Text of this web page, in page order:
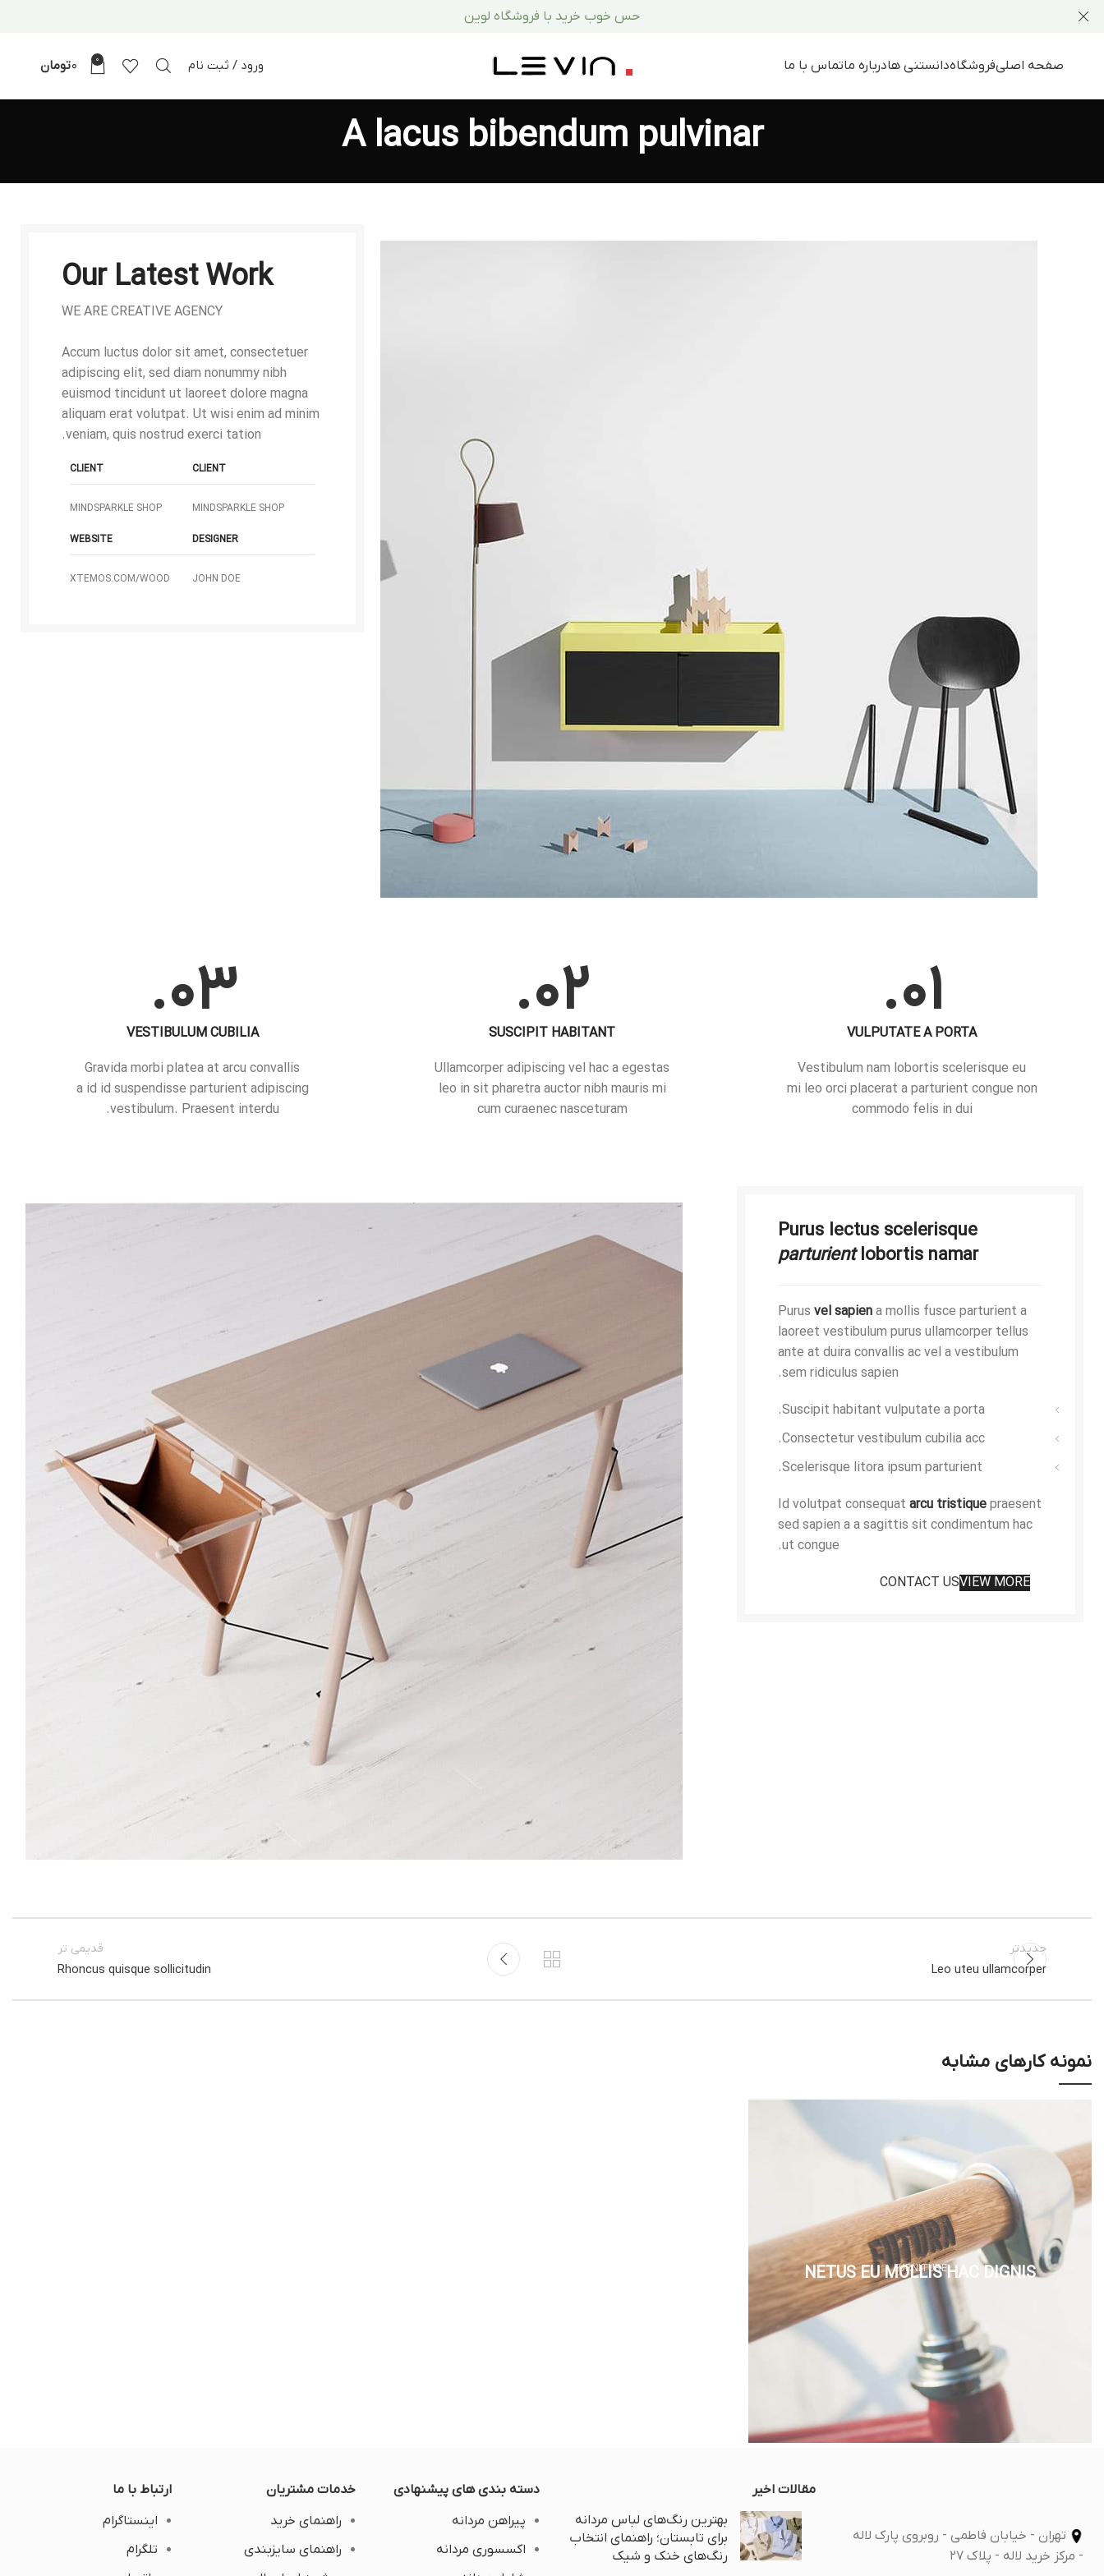
صفحه اصلیفروشگاهدانستنی هادرباره ماتماس با ما ورود / ثبت نام 0
0تومان
A lacus bibendum pulvinar
Our Latest Work
WE ARE CREATIVE AGENCY
Accum luctus dolor sit amet, consectetuer
adipiscing elit, sed diam nonummy nibh
euismod tincidunt ut laoreet dolore magna
aliquam erat volutpat. Ut wisi enim ad minim
veniam, quis nostrud exerci tation.
CLIENT
MINDSPARKLE SHOP
CLIENT
MINDSPARKLE SHOP
DESIGNER
JOHN DOE
WEBSITE
XTEMOS.COM/WOOD
01.
VULPUTATE A PORTA
Vestibulum nam lobortis scelerisque eu
mi leo orci placerat a parturient congue non
commodo felis in dui
02.
SUSCIPIT HABITANT
Ullamcorper adipiscing vel hac a egestas
leo in sit pharetra auctor nibh mauris mi
cum curae nec nasceturam
03.
VESTIBULUM CUBILIA
Gravida morbi platea at arcu convallis
a id id suspendisse parturient adipiscing
vestibulum. Praesent interdu.
Purus lectus scelerisque
parturientlobortis namar
Purus vel sapiena mollis fusce parturient a
laoreet vestibulum purus ullamcorper tellus
ante at duira convallis ac vel a vestibulum
sem ridiculus sapien.
Suscipit habitant vulputate a porta.
Consectetur vestibulum cubilia acc.
Scelerisque litora ipsum parturient.
Id volutpat consequat arcu tristiquepraesent
sed sapien a a sagittis sit condimentum hac
ut congue.
VIEW MORE
CONTACT US
جدیدتر
Leo uteu ullamcorper
قدیمی تر
Rhoncus quisque sollicitudin
نمونه کارهای مشابه
FURNITURE
NETUS EU MOLLIS HAC DIGNIS
تهران - خیابان فاطمی - روبروی پارک لاله
- مرکز خرید لاله - پلاک 27
مقالات اخیر
بهترین رنگ‌های لباس مردانه
برای تابستان؛ راهنمای انتخاب
رنگ‌های خنک و شیک
دسته بندی های پیشنهادی
پیراهن مردانه
اکسسوری مردانه
خدمات مشتریان
راهنمای خرید
راهنمای سایزبندی
ارتباط با ما
اینستاگرام
تلگرام
حس خوب خرید با فروشگاه لوین